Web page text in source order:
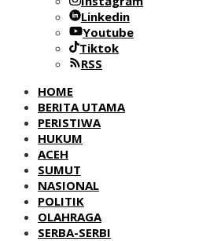
Linkedin
Youtube
Tiktok
RSS
HOME
BERITA UTAMA
PERISTIWA
HUKUM
ACEH
SUMUT
NASIONAL
POLITIK
OLAHRAGA
SERBA-SERBI